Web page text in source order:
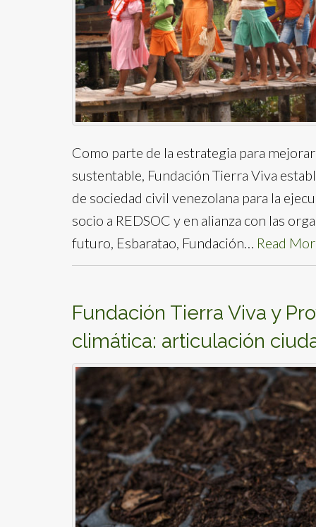
Como parte de la estrategia para
sustentable, Fundación Tierra Viva
de sociedad civil venezolana para la
socio a REDSOC y en alianza con las
futuro, Esbaratao, Fundación… Read
Fundación Tierra Viva y
climática: articulación